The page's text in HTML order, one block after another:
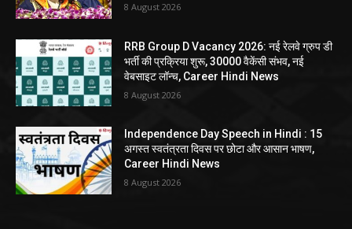
8 August 2026
RRB Group D Vacancy 2026: नई रेलवे ग्रुप डी
भर्ती की प्रक्रिया शुरू, 30000 वैकेंसी संभव, नई
वेबसाइट लॉन्च, Career Hindi News
8 August 2026
Independence Day Speech in Hindi : 15
अगस्त स्वतंत्रता दिवस पर छोटा और आसान भाषण,
Career Hindi News
8 August 2026